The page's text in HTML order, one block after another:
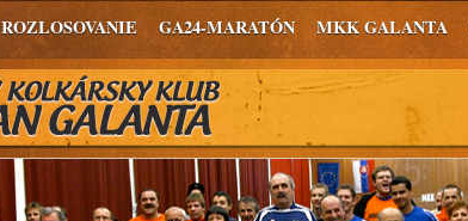
ROZLOSOVANIE GA24-MARATÓN MKK GALANTA